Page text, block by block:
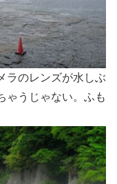
ラのレンズが水しぶ
ゃうじゃない。ふも